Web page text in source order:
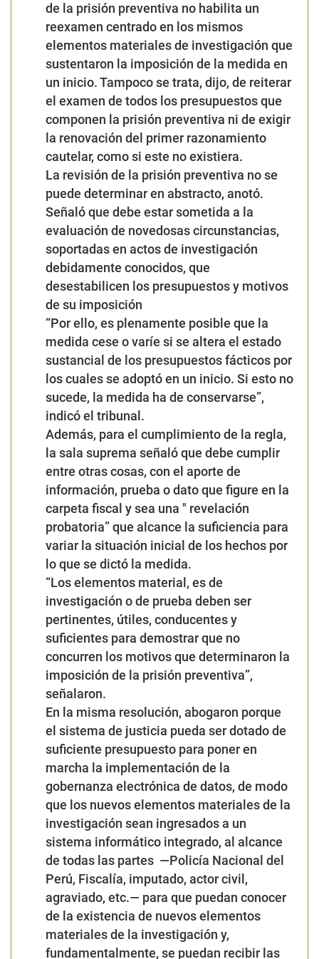
de la prisión preventiva no habilita un
reexamen centrado en los mismos
elementos materiales de investigación que
sustentaron la imposición de la medida en
un inicio. Tampoco se trata, dijo, de reiterar
el examen de todos los presupuestos que
componen la prisión preventiva ni de exigir
la renovación del primer razonamiento
cautelar, como si este no existiera.
La revisión de la prisión preventiva no se
puede determinar en abstracto, anotó.
Señaló que debe estar sometida a la
evaluación de novedosas circunstancias,
soportadas en actos de investigación
debidamente conocidos, que
desestabilicen los presupuestos y motivos
de su imposición
“Por ello, es plenamente posible que la
medida cese o varíe si se altera el estado
sustancial de los presupuestos fácticos por
los cuales se adoptó en un inicio. Si esto no
sucede, la medida ha de conservarse”,
indicó el tribunal.
Además, para el cumplimiento de la regla,
la sala suprema señaló que debe cumplir
entre otras cosas, con el aporte de
información, prueba o dato que figure en la
carpeta fiscal y sea una " revelación
probatoria” que alcance la suficiencia para
variar la situación inicial de los hechos por
lo que se dictó la medida.
“Los elementos material, es de
investigación o de prueba deben ser
pertinentes, útiles, conducentes y
suficientes para demostrar que no
concurren los motivos que determinaron la
imposición de la prisión preventiva”,
señalaron.
En la misma resolución, abogaron porque
el sistema de justicia pueda ser dotado de
suficiente presupuesto para poner en
marcha la implementación de la
gobernanza electrónica de datos, de modo
que los nuevos elementos materiales de la
investigación sean ingresados a un
sistema informático integrado, al alcance
de todas las partes —Policía Nacional del
Perú, Fiscalía, imputado, actor civil,
agraviado, etc.— para que puedan conocer
de la existencia de nuevos elementos
materiales de la investigación y,
fundamentalmente, se puedan recibir las